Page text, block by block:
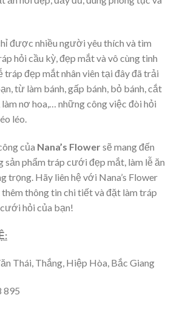
được nhiều người yêu thích và tìm
hỏi cầu kỳ, đẹp mắt và vô cùng tinh
tráp đẹp mắt nhân viên tại đây đã trải
từ làm bánh, gấp bánh, bỏ bánh, cắt
nơ hoa,… những công việc đòi hỏi
léo.
của Nana’s Flowersẽ mang đến
sản phẩm tráp cưới đẹp mắt, làm lễ ăn
trọng. Hãy liên hệ với Nana’s Flower
thông tin chi tiết và đặt làm tráp
hỏi của bạn!
Thái, Thắng, Hiệp Hòa, Bắc Giang
895